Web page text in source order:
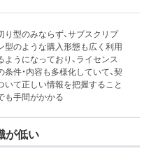
り型のみならず、サブスクリプ
型のような購入形態も広く利用
ようになっており、ライセンス
条件・内容も多様化していて、契
いて正しい情報を把握すること
も手間がかかる
が低い